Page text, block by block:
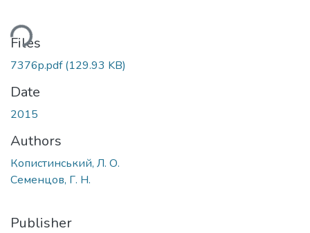
Files
7376p.pdf(129.93 KB)
Date
2015
Authors
Копистинський, Л. О.
Семенцов, Г. Н.
Publisher